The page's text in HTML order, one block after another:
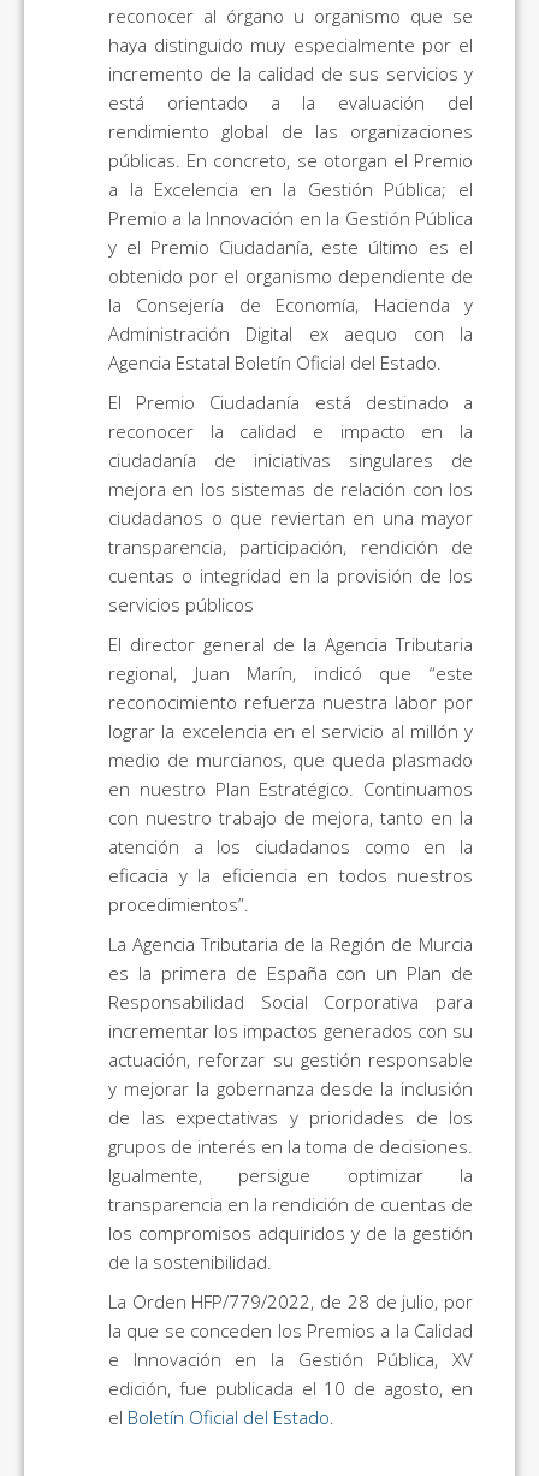
reconocer al órgano u organismo que se
haya distinguido muy especialmente por el
incremento de la calidad de sus servicios y
está orientado a la evaluación del
rendimiento global de las organizaciones
públicas. En concreto, se otorgan el Premio
a la Excelencia en la Gestión Pública; el
Premio a la Innovación en la Gestión Pública
y el Premio Ciudadanía, este último es el
obtenido por el organismo dependiente de
la Consejería de Economía, Hacienda y
Administración Digital ex aequo con la
Agencia Estatal Boletín Oficial del Estado.
El Premio Ciudadanía está destinado a
reconocer la calidad e impacto en la
ciudadanía de iniciativas singulares de
mejora en los sistemas de relación con los
ciudadanos o que reviertan en una mayor
transparencia, participación, rendición de
cuentas o integridad en la provisión de los
servicios públicos
El director general de la Agencia Tributaria
regional, Juan Marín, indicó que “este
reconocimiento refuerza nuestra labor por
lograr la excelencia en el servicio al millón y
medio de murcianos, que queda plasmado
en nuestro Plan Estratégico. Continuamos
con nuestro trabajo de mejora, tanto en la
atención a los ciudadanos como en la
eficacia y la eficiencia en todos nuestros
procedimientos”.
La Agencia Tributaria de la Región de Murcia
es la primera de España con un Plan de
Responsabilidad Social Corporativa para
incrementar los impactos generados con su
actuación, reforzar su gestión responsable
y mejorar la gobernanza desde la inclusión
de las expectativas y prioridades de los
grupos de interés en la toma de decisiones.
Igualmente, persigue optimizar la
transparencia en la rendición de cuentas de
los compromisos adquiridos y de la gestión
de la sostenibilidad.
La Orden HFP/779/2022, de 28 de julio, por
la que se conceden los Premios a la Calidad
e Innovación en la Gestión Pública, XV
edición, fue publicada el 10 de agosto, en
el Boletín Oficial del Estado